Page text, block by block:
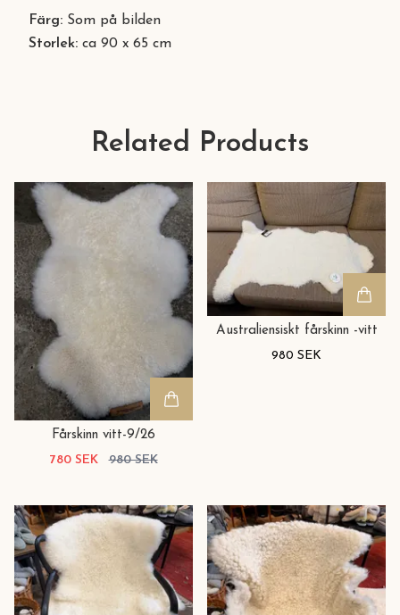
Färg: Som på bilden
Storlek: ca 90 x 65 cm
Related Products
Fårskinn vitt-9/26
780 SEK
980 SEK
Australiensiskt fårskinn -vitt
980 SEK